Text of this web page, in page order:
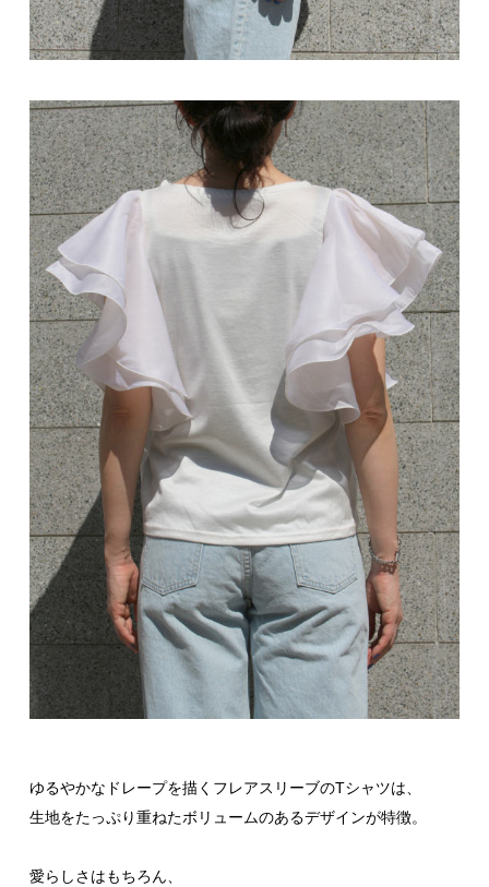
ゆるやかなドレープを描くフレアスリーブのTシャツは、
生地をたっぷり重ねたボリュームのあるデザインが特徴。
愛らしさはもちろん、